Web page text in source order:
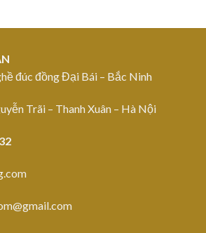
đúc đồng Đại Bái – Bắc Ninh
Trãi – Thanh Xuân – Hà Nội